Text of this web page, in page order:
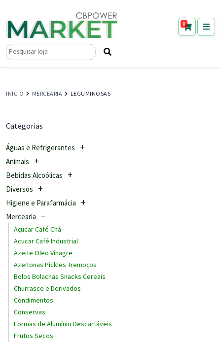
0
Pesquisar
INÍCIO MERCEARIA LEGUMINOSAS
Categorias
Águas e Refrigerantes
Animais
Bebidas Alcoólicas
Diversos
Higiene e Parafarmácia
Mercearia
Açucar Café Chá
Acucar Café Industrial
Azeite Oleo Vinagre
Azeitonas Pickles Tremoços
Bolos Bolachas Snacks Cereais
Churrasco e Derivados
Condimentos
Conservas
Formas de Alumínio Descartáveis
Frutos Secos